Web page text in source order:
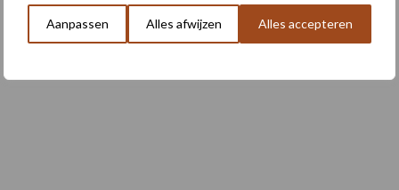
Aanpassen Alles afwijzen Alles accepteren